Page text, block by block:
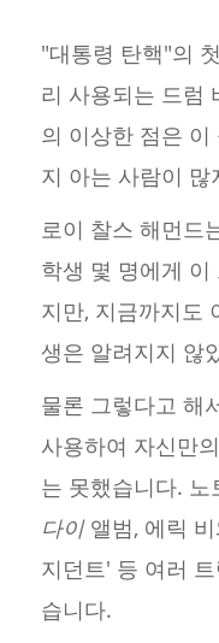
"대통령 탄핵"의
리 사용되는 드럼
의 이상한 점은
지 아는 사람이
로이 찰스 해먼드
학생 몇 명에게
지만, 지금까지도
생은 알려지지 않
물론 그렇다고 해
사용하여 자신만
는 못했습니다. 노
다이앨범, 에릭 비
지던트' 등 여러
습니다.